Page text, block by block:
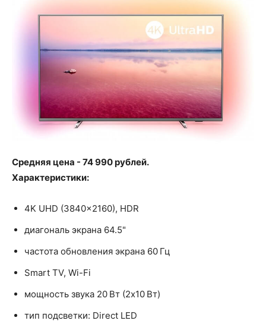
Средняя цена - 74 990 рублей.
Характеристики:
4K UHD (3840x2160), HDR
диагональ экрана 64.5"
частота обновления экрана 60 Гц
Smart TV, Wi-Fi
мощность звука 20 Вт (2х10 Вт)
тип подсветки: Direct LED